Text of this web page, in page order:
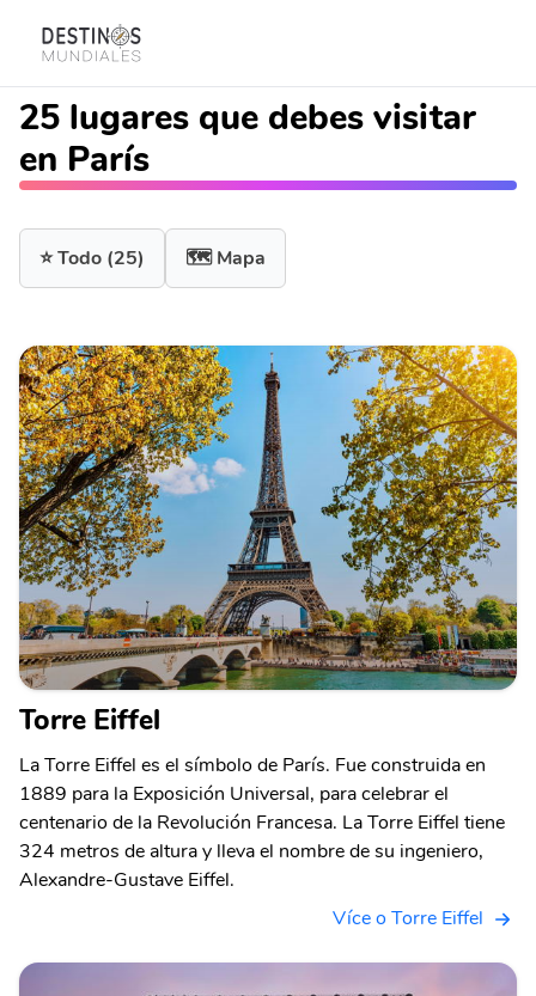
25 lugares que debes visitar
en París
⭐ Todo (25) 🗺️ Mapa
Torre Eiffel
La Torre Eiffel es el símbolo de París. Fue construida en
1889 para la Exposición Universal, para celebrar el
centenario de la Revolución Francesa. La Torre Eiffel tiene
324 metros de altura y lleva el nombre de su ingeniero,
Alexandre-Gustave Eiffel.
Více o Torre Eiffel